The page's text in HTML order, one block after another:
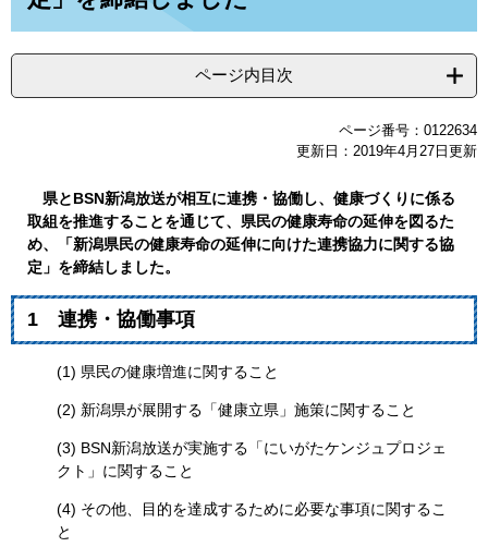
ページ内目次
ページ番号：0122634
更新日：2019年4月27日更新
県とBSN新潟放送が相互に連携・協働し、健康づくりに係る
取組を推進することを通じて、県民の健康寿命の延伸を図るた
め、「新潟県民の健康寿命の延伸に向けた連携協力に関する協
定」を締結しました。
1 連携・協働事項
(1) 県民の健康増進に関すること
(2) 新潟県が展開する「健康立県」施策に関すること
(3) BSN新潟放送が実施する「にいがたケンジュプロジェ
クト」に関すること
(4) その他、目的を達成するために必要な事項に関するこ
と